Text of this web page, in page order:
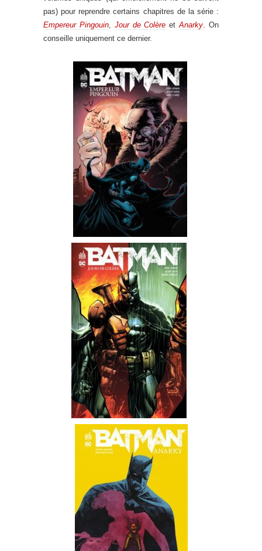
pas) pour reprendre certains chapitres de la série :
Empereur Pingouin, Jour de Colère etAnarky. On
conseille uniquement ce dernier.